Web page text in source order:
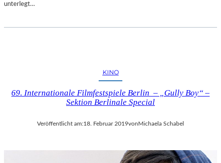
unterlegt…
KINO
69. Internationale Filmfestspiele Berlin – „Gully Boy“ –
Sektion Berlinale Special
Veröffentlicht am:18. Februar 2019vonMichaela Schabel